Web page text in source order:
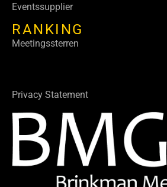
Eventssupplier
RANKING
Meetingssterren
Privacy Statement